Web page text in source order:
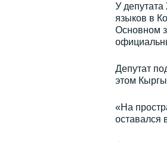
У
языков в
Основном
Депутат
этом
«На
оставался